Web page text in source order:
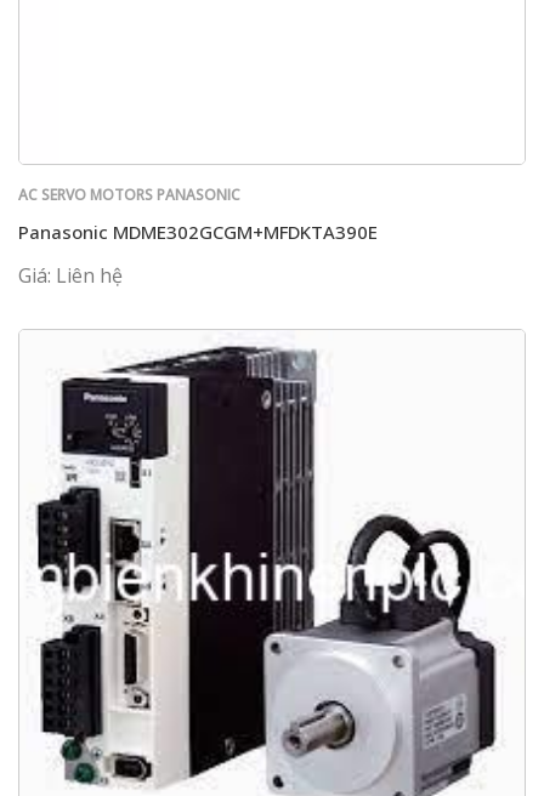
AC SERVO MOTORS PANASONIC
Panasonic MDME302GCGM+MFDKTA390E
Giá: Liên hệ